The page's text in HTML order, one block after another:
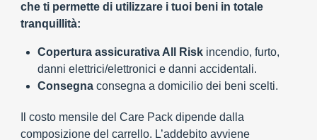
che ti permette di utilizzare i tuoi beni in totale
tranquillità:
Copertura assicurativa All Risk incendio, furto,
danni elettrici/elettronici e danni accidentali.
Consegna consegna a domicilio dei beni scelti.
Il costo mensile del Care Pack dipende dalla
composizione del carrello. L’addebito avviene